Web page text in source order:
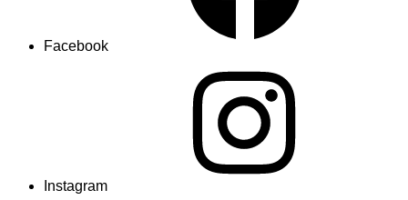
Facebook
Instagram